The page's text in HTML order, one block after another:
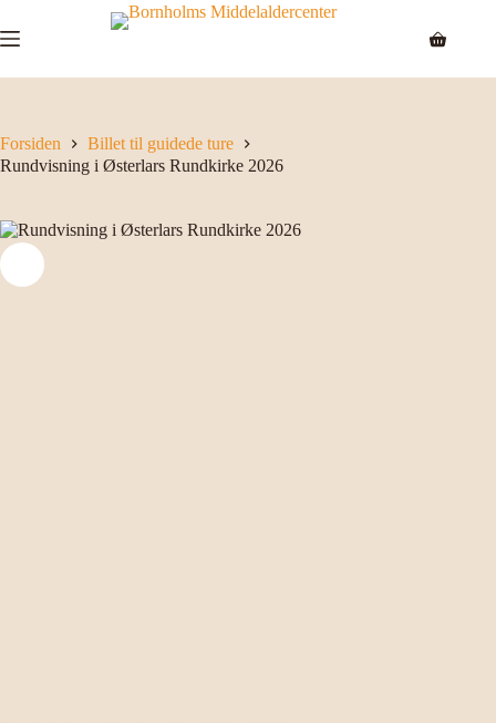
til
indhold
Forsiden
Billet til guidede ture
Rundvisning i Østerlars Rundkirke 2026